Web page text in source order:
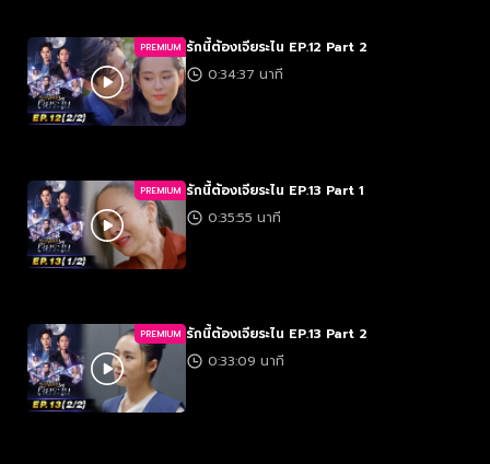
PREMIUM รักนี้ต้องเจียระไน EP.12 Part 2
0:34:37 นาที
PREMIUM รักนี้ต้องเจียระไน EP.13 Part 1
0:35:55 นาที
PREMIUM รักนี้ต้องเจียระไน EP.13 Part 2
0:33:09 นาที